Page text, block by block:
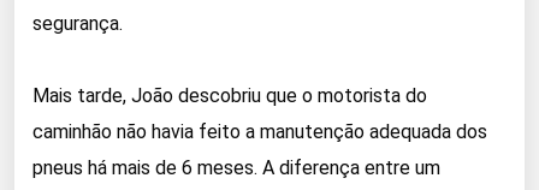
segurança.
Mais tarde, João descobriu que o motorista do
caminhão não havia feito a manutenção adequada dos
pneus há mais de 6 meses. A diferença entre um